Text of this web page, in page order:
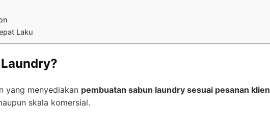
Laku
yang menyediakan pembuatan sabun laundry sesuai pesanan klien
skala komersial.